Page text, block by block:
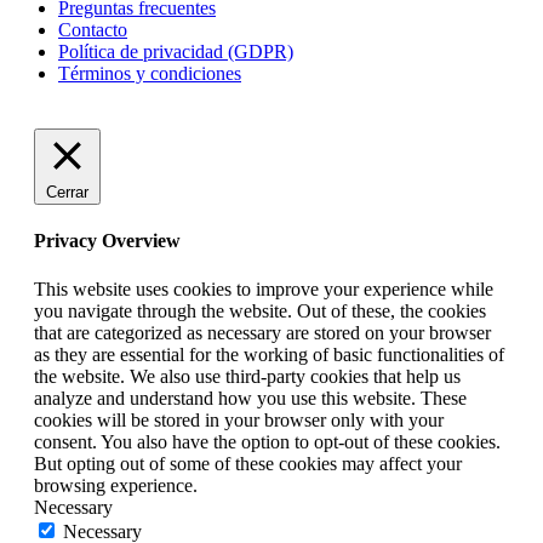
Preguntas frecuentes
Contacto
Política de privacidad (GDPR)
Términos y condiciones
Cerrar
Privacy Overview
This website uses cookies to improve your experience while
you navigate through the website. Out of these, the cookies
that are categorized as necessary are stored on your browser
as they are essential for the working of basic functionalities of
the website. We also use third-party cookies that help us
analyze and understand how you use this website. These
cookies will be stored in your browser only with your
consent. You also have the option to opt-out of these cookies.
But opting out of some of these cookies may affect your
browsing experience.
Necessary
Necessary